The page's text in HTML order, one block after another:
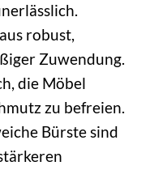
robust,
Zuwendung.
die Möbel
zu befreien.
Bürste sind